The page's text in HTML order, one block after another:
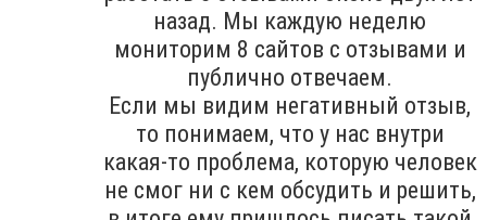
назад. Мы каждую неделю
мониторим 8 сайтов с отзывами и
публично отвечаем.
Если мы видим негативный отзыв,
то понимаем, что у нас внутри
какая-то проблема, которую человек
не смог ни с кем обсудить и решить,